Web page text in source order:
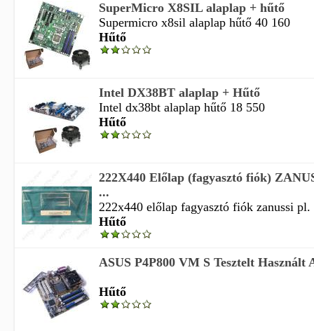
SuperMicro X8SIL alaplap + hűtő
Supermicro x8sil alaplap hűtő 40 160
Hűtő
Intel DX38BT alaplap + Hűtő
Intel dx38bt alaplap hűtő 18 550
Hűtő
222X440 Előlap (fagyasztó fiók)
...
222x440 előlap fagyasztó fiók zanussi
Hűtő
ASUS P4P800 VM S Tesztelt Használt
Hűtő